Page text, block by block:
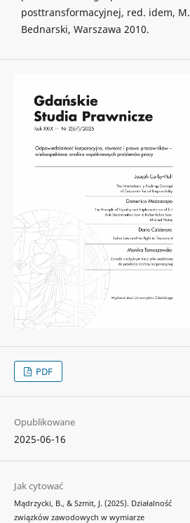
posttransformacyjnej, red. idem, M.
Bednarski, Warszawa 2010.
PDF
Opublikowane
2025-06-16
Jak cytować
Mądrzycki, B., & Szmit, J. (2025). Działalność
związków zawodowych w wymiarze